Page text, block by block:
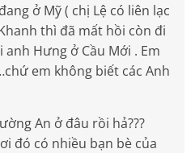
ở Mỹ ( chị Lệ có liên lạc
thì đã mất hồi còn đi
Hưng ở Cầu Mới . Em
em không biết các Anh
An ở đâu rồi hả???
đó có nhiều bạn bè của